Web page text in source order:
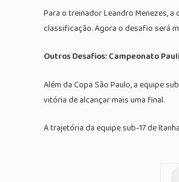
Para o treinador Leandro Menezes,
classificação. Agora o desafio será
Outros Desafios: Campeonato
Além da Copa São Paulo, a equipe
vitória de alcançar mais uma final.
A trajetória da equipe sub-17 de